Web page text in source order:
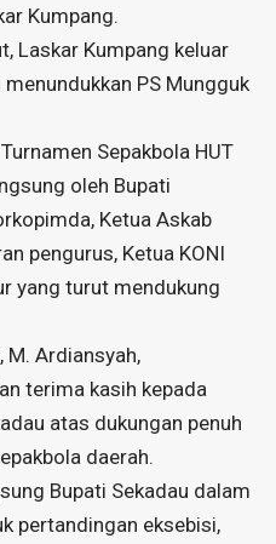
Kumpang.
Laskar Kumpang keluar
PS Mungguk
Sepakbola HUT
oleh Bupati
Ketua Askab
pengurus, Ketua KONI
yang turut mendukung
M. Ardiansyah,
terima kasih kepada
atas dukungan penuh
daerah.
Bupati Sekadau dalam
pertandingan eksebisi,